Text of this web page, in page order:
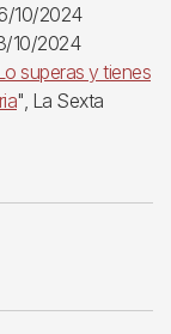
10/2024
10/2024
superas y tienes
", La Sexta